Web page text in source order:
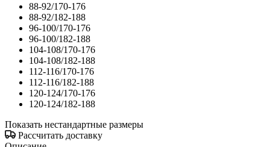
88-92/170-176
88-92/182-188
96-100/170-176
96-100/182-188
104-108/170-176
104-108/182-188
112-116/170-176
112-116/182-188
120-124/170-176
120-124/182-188
Показать нестандартные размеры
Рассчитать доставку